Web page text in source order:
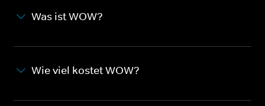
Was ist WOW?
Wie viel kostet WOW?